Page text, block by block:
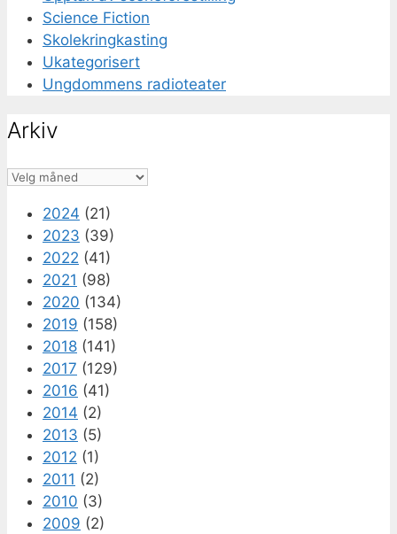
Science Fiction
Skolekringkasting
Ukategorisert
Ungdommens radioteater
Arkiv
Arkiv
2024 (21)
2023 (39)
2022 (41)
2021 (98)
2020 (134)
2019 (158)
2018 (141)
2017 (129)
2016 (41)
2014 (2)
2013 (5)
2012 (1)
2011 (2)
2010 (3)
2009 (2)